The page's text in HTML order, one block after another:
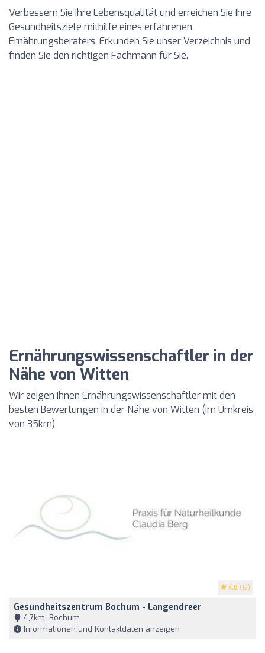
Verbessern Sie Ihre Lebensqualität und erreichen Sie Ihre
Gesundheitsziele mithilfe eines erfahrenen
Ernährungsberaters. Erkunden Sie unser Verzeichnis und
finden Sie den richtigen Fachmann für Sie.
Ernährungswissenschaftler in der
Nähe von Witten
Wir zeigen Ihnen Ernährungswissenschaftler mit den
besten Bewertungen in der Nähe von Witten (im Umkreis
von 35km)
4.8 (12)
Gesundheitszentrum Bochum - Langendreer
4,7km, Bochum
Informationen und Kontaktdaten anzeigen